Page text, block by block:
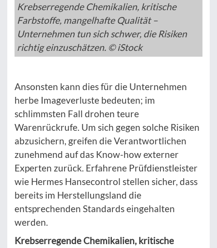
Krebserregende Chemikalien, kritische
Farbstoffe, mangelhafte Qualität –
Unternehmen tun sich schwer, die Risiken
richtig einzuschätzen. © iStock
Ansonsten kann dies für die Unternehmen
herbe Imageverluste bedeuten; im
schlimmsten Fall drohen teure
Warenrückrufe. Um sich gegen solche Risiken
abzusichern, greifen die Verantwortlichen
zunehmend auf das Know-how externer
Experten zurück. Erfahrene Prüfdienstleister
wie Hermes Hansecontrol stellen sicher, dass
bereits im Herstellungsland die
entsprechenden Standards eingehalten
werden.
Krebserregende Chemikalien, kritische